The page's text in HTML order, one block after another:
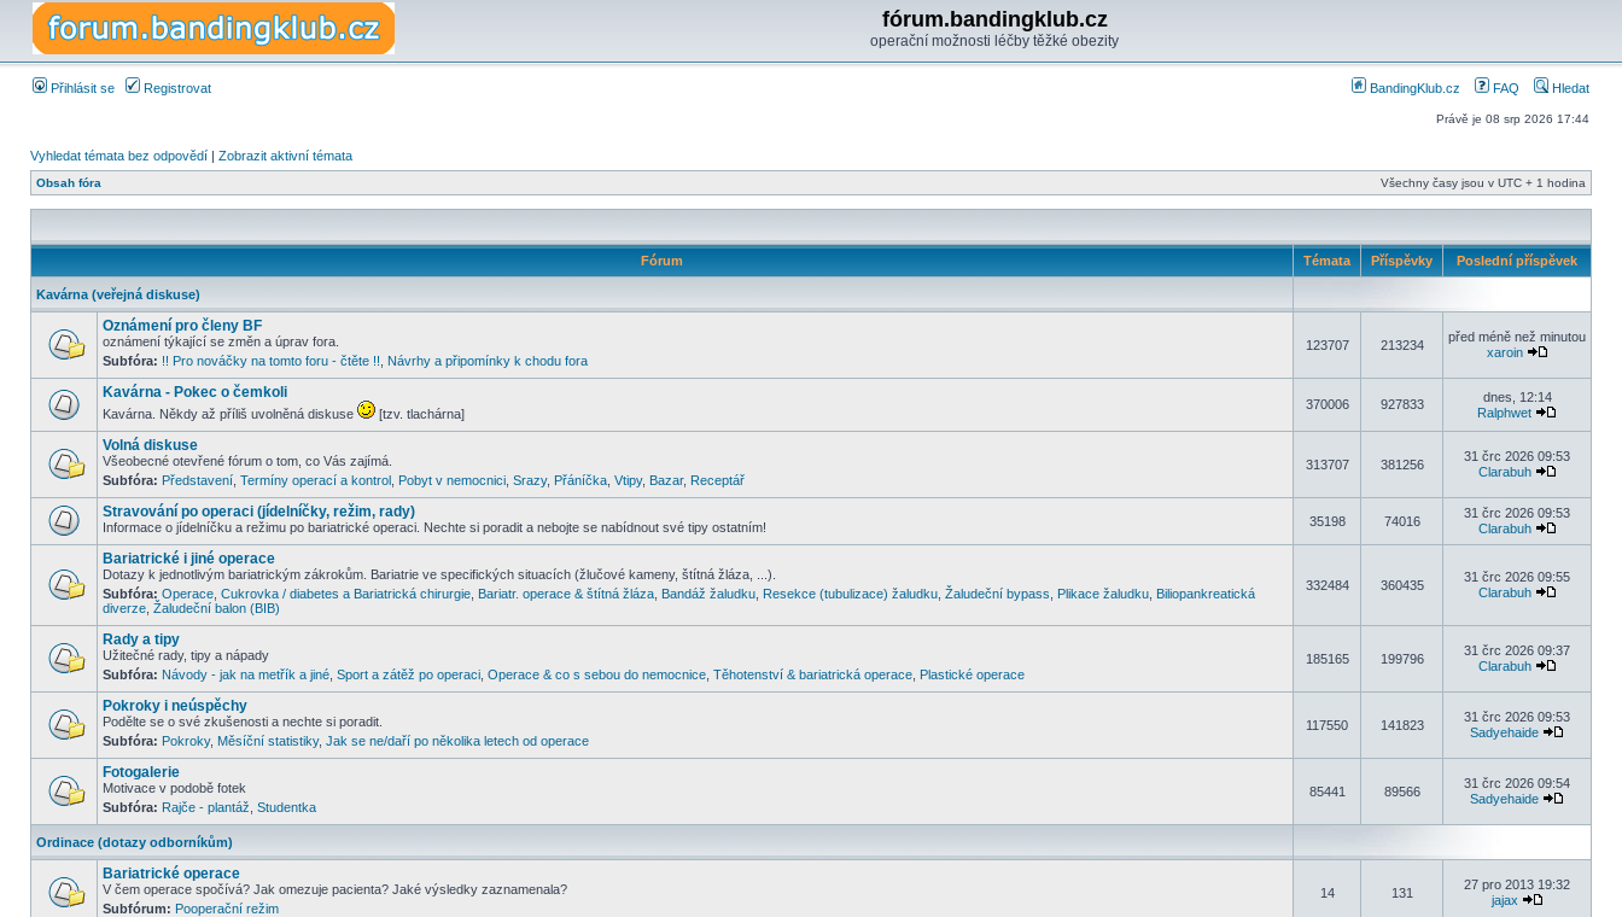
fórum.bandingklub.cz
operační možnosti léčby těžké obezity
Přihlásit se Registrovat BandingKlub.cz FAQ Hledat
Právě je 08 srp 2026 17:44
Vyhledat témata bez odpovědí | Zobrazit aktivní témata
Obsah fóra Všechny časy jsou v UTC + 1 hodina
Fórum Témata Příspěvky Poslední příspěvek
Kavárna (veřejná diskuse)
Oznámení pro členy BF
oznámení týkající se změn a úprav fora.
Subfóra: !! Pro nováčky na tomto foru - čtěte !! Návrhy a připomínky k chodu fora
123707 213234
před méně než minutou
xaroin
Kavárna - Pokec o čemkoli
Kavárna. Někdy až příliš uvolněná diskuse [tzv. tlachárna]
370006 927833
dnes, 12:14
Ralphwet
Volná diskuse
Všeobecné otevřené fórum o tom, co Vás zajímá.
Subfóra: Představení Termíny operací a kontrol Pobyt v nemocnici Srazy, Přáníčka Vtipy, Bazar, Receptář
313707 381256
31 črc 2026 09:53
Clarabuh
Stravování po operaci (jídelníčky, režim, rady)
Informace o jídelníčku a režimu po bariatrické operaci. Nechte si poradit a nebojte se nabídnout své tipy ostatním! 35198 74016
31 črc 2026 09:53
Clarabuh
Bariatrické i jiné operace
Dotazy k jednotlivým bariatrickým zákrokům. Bariatrie ve specifických situacích (žlučové kameny, štítná žláza, ...).
Subfóra: Operace Cukrovka / diabetes a Bariatrická chirurgie Bariatr. operace & štítná žláza Bandáž žaludku Resekce (tubulizace) žaludku Žaludeční bypass Plikace žaludku Biliopankreatická
diverze Žaludeční balon (BIB)
332484 360435
31 črc 2026 09:55
Clarabuh
Rady a tipy
Užitečné rady, tipy a nápady
Subfóra: Návody - jak na metřík a jiné Sport a zátěž po operaci Operace & co s sebou do nemocnice Těhotenství & bariatrická operace Plastické operace
185165 199796
31 črc 2026 09:37
Clarabuh
Pokroky i neúspěchy
Podělte se o své zkušenosti a nechte si poradit.
Subfóra: Pokroky, Měsíční statistiky, Jak se ne/daří po několika letech od operace
117550 141823
31 črc 2026 09:53
Sadyehaide
Fotogalerie
Motivace v podobě fotek
Subfóra: Rajče - plantáž Studentka
85441 89566
31 črc 2026 09:54
Sadyehaide
Ordinace (dotazy odborníkům)
Bariatrické operace
V čem operace spočívá? Jak omezuje pacienta? Jaké výsledky zaznamenala?
Subfórum: Pooperační režim
14 131
27 pro 2013 19:32
jajax